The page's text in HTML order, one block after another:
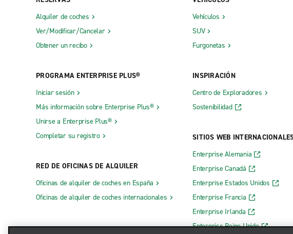
Alquiler de coches
Ver/Modificar/Cancelar
Obtener un recibo
PROGRAMA ENTERPRISE PLUS®
Iniciar sesión
Más información sobre Enterprise Plus®
Unirse a Enterprise Plus®
Completar su registro
RED DE OFICINAS DE ALQUILER
Oficinas de alquiler de coches en España
Oficinas de alquiler de coches internacionales
Vehículos
SUV
Furgonetas
INSPIRACIÓN
Centro de Exploradores
Sostenibilidad
SITIOS WEB
Enterprise Alemania
Enterprise Canadá
Enterprise Estados Unidos
Enterprise Francia
Enterprise Irlanda
Enterprise Reino Unido